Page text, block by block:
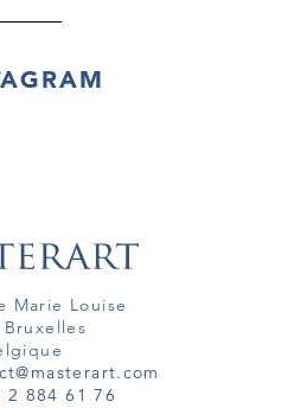
Marie Louise
Bruxelles
2 884 61 76